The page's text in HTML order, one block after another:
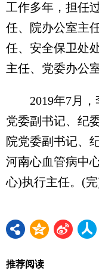
工作多年，担任
任、院办公室主
任、安全保卫处
主任、党委办公
2019年7月，
党委副书记、纪
院党委副书记、
河南心血管病中
心)执行主任。(
推荐阅读